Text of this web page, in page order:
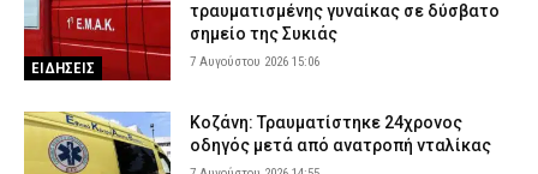
ΕΙΔΗΣΕΙΣ
τραυματισμένης γυναίκας σε δύσβατο
σημείο της Συκιάς
7 Αυγούστου 2026 15:06
Κοζάνη: Τραυματίστηκε 24χρονος
οδηγός μετά από ανατροπή νταλίκας